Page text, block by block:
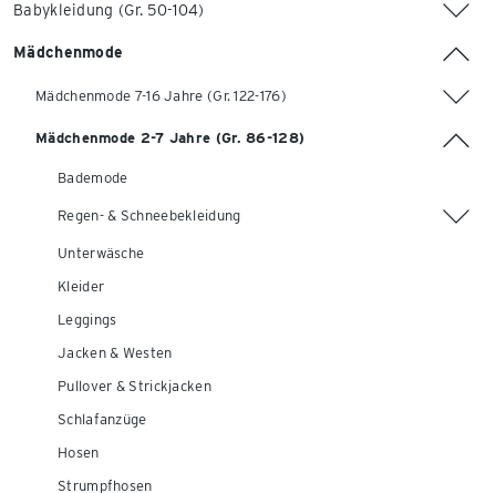
Babykleidung (Gr. 50-104)
Mädchenmode
Mädchenmode 7-16 Jahre (Gr. 122-176)
Mädchenmode 2-7 Jahre (Gr. 86-128)
Bademode
Regen- & Schneebekleidung
Unterwäsche
Kleider
Leggings
Jacken & Westen
Pullover & Strickjacken
Schlafanzüge
Hosen
Strumpfhosen